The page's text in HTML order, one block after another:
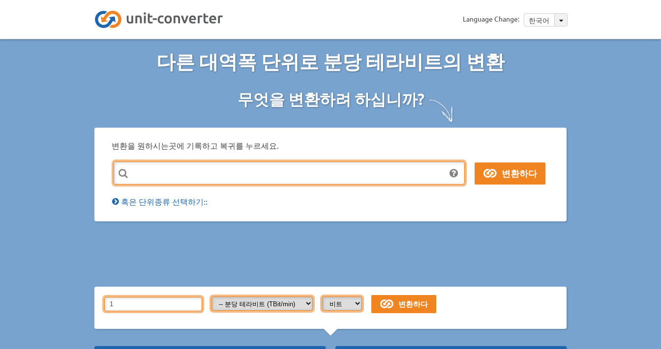
Language Change: 한국어
다른 대역폭 단위로 분당 테라비트의 변환
무엇을 변환하려 하십니까?
변환을 원하시는곳에 기록하고 복귀를 누르세요.
혹은 단위종류 선택하기::